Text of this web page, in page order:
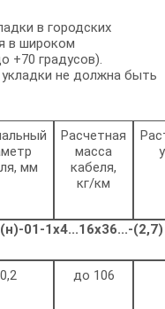
в городских
в широком
+70 градусов).
не должна быть
мм
Расчетная
масса
кабеля,
кг/км
01-1х4...16x36...-(2,7)
до 106